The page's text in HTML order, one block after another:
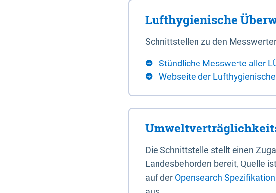
Lufthygienische
Schnittstellen zu den
Stündliche Messwerte aller
Webseite der
Die Schnittstelle stellt einen
Landesbehörden bereit, Quelle
auf der Opensearch Spezifikation